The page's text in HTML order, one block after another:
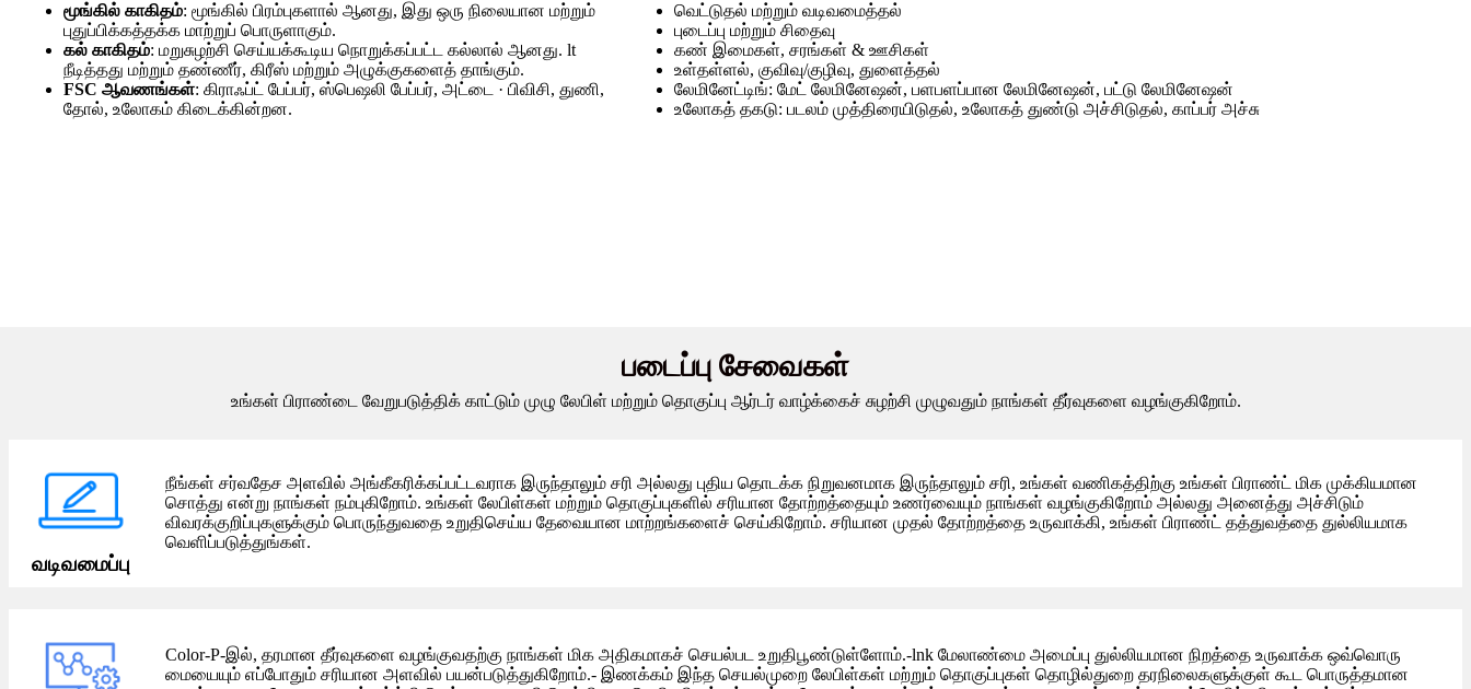
மூங்கில் காகிதம்: மூங்கில் பிரம்புகளால் ஆனது, இது ஒரு நிலையான மற்றும்
புதுப்பிக்கத்தக்க மாற்றுப் பொருளாகும்.
கல் காகிதம்: மறுசுழற்சி செய்யக்கூடிய நொறுக்கப்பட்ட கல்லால் ஆனது. lt
நீடித்தது மற்றும் தண்ணீர், கிரீஸ் மற்றும் அழுக்குகளைத் தாங்கும்.
FSC ஆவணங்கள்: கிராஃப்ட் பேப்பர், ஸ்பெஷலி பேப்பர், அட்டை · பிவிசி, துணி,
தோல், உலோகம் கிடைக்கின்றன.
வெட்டுதல் மற்றும் வடிவமைத்தல்
புடைப்பு மற்றும் சிதைவு
கண் இமைகள், சரங்கள் & ஊசிகள்
உள்தள்ளல், குவிவு/குழிவு, துளைத்தல்
லேமினேட்டிங்: மேட் லேமினேஷன், பளபளப்பான லேமினேஷன், பட்டு லேமினேஷன்
உலோகத் தகடு: படலம் முத்திரையிடுதல், உலோகத் துண்டு அச்சிடுதல், காப்பர் அச்சு
படைப்பு சேவைகள்
உங்கள் பிராண்டை வேறுபடுத்திக் காட்டும் முழு லேபிள் மற்றும் தொகுப்பு ஆர்டர் வாழ்க்கைச் சுழற்சி முழுவதும் நாங்கள் தீர்வுகளை வழங்குகிறோம்.
வடிவமைப்பு
நீங்கள் சர்வதேச அளவில் அங்கீகரிக்கப்பட்டவராக இருந்தாலும் சரி அல்லது புதிய தொடக்க நிறுவனமாக இருந்தாலும் சரி, உங்கள் வணிகத்திற்கு உங்கள் பிராண்ட் மிக முக்கியமான
சொத்து என்று நாங்கள் நம்புகிறோம். உங்கள் லேபிள்கள் மற்றும் தொகுப்புகளில் சரியான தோற்றத்தையும் உணர்வையும் நாங்கள் வழங்குகிறோம் அல்லது அனைத்து அச்சிடும்
விவரக்குறிப்புகளுக்கும் பொருந்துவதை உறுதிசெய்ய தேவையான மாற்றங்களைச் செய்கிறோம். சரியான முதல் தோற்றத்தை உருவாக்கி, உங்கள் பிராண்ட் தத்துவத்தை துல்லியமாக
வெளிப்படுத்துங்கள்.
Color-P-இல், தரமான தீர்வுகளை வழங்குவதற்கு நாங்கள் மிக அதிகமாகச் செயல்பட உறுதிபூண்டுள்ளோம்.-lnk மேலாண்மை அமைப்பு துல்லியமான நிறத்தை உருவாக்க ஒவ்வொரு
மையையும் எப்போதும் சரியான அளவில் பயன்படுத்துகிறோம்.- இணக்கம் இந்த செயல்முறை லேபிள்கள் மற்றும் தொகுப்புகள் தொழில்துறை தரநிலைகளுக்குள் கூட பொருத்தமான